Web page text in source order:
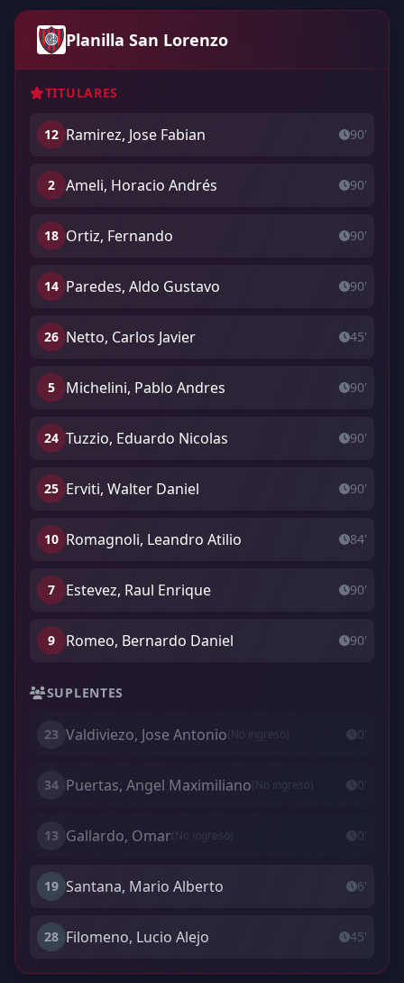
Planilla San Lorenzo
TITULARES
12 Ramirez, Jose Fabian 90'
2 Ameli, Horacio Andrés 90'
18 Ortiz, Fernando 90'
14 Paredes, Aldo Gustavo 90'
26 Netto, Carlos Javier 45'
5 Michelini, Pablo Andres 90'
24 Tuzzio, Eduardo Nicolas 90'
25 Erviti, Walter Daniel 90'
10 Romagnoli, Leandro Atilio 84'
7 Estevez, Raul Enrique 90'
9 Romeo, Bernardo Daniel 90'
SUPLENTES
23 Valdiviezo, Jose Antonio(No ingresó) 0'
34 Puertas, Angel Maximiliano(No ingresó) 0'
13 Gallardo, Omar(No ingresó) 0'
19 Santana, Mario Alberto 6'
28 Filomeno, Lucio Alejo 45'